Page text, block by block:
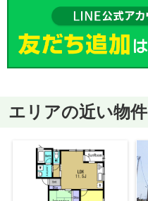
エリアの近い物件